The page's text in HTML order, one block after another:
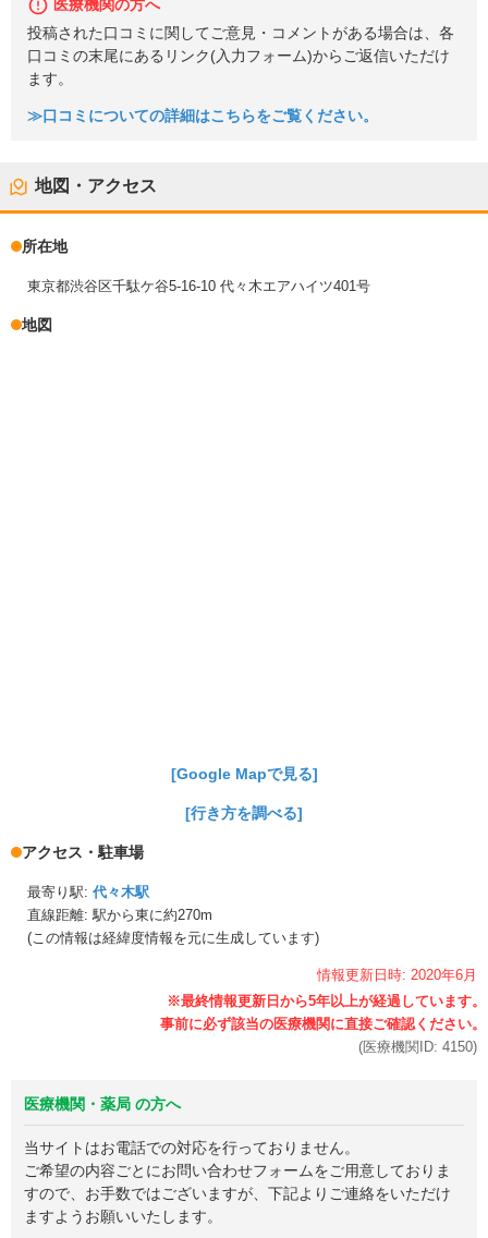
医療機関の方へ
投稿された口コミに関してご意見・コメントがある場合は、各
口コミの末尾にあるリンク(入力フォーム)からご返信いただけ
ます。
≫口コミについての詳細はこちらをご覧ください。
地図・アクセス
所在地
東京都渋谷区千駄ケ谷5-16-10 代々木エアハイツ401号
地図
[Google Mapで見る]
[行き方を調べる]
アクセス・駐車場
最寄り駅: 代々木駅
直線距離: 駅から東に約270m
(この情報は経緯度情報を元に生成しています)
情報更新日時: 2020年6月
(医療機関ID: 4150)
医療機関・薬局 の方へ
当サイトはお電話での対応を行っておりません。
ご希望の内容ごとにお問い合わせフォームをご用意しておりま
すので、お手数ではございますが、下記よりご連絡をいただけ
ますようお願いいたします。